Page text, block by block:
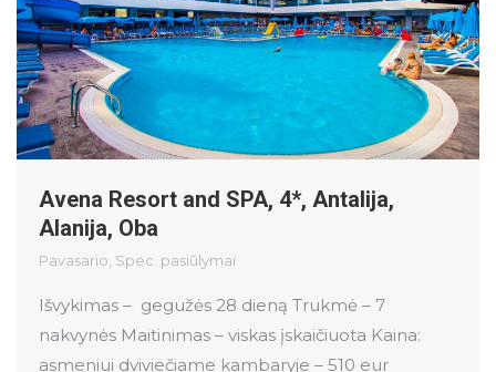
Avena Resort and SPA, 4*, Antalija,
Alanija, Oba
Pavasario, Spec. pasiūlymai
Išvykimas – gegužės 28 dieną Trukmė – 7
nakvynės Maitinimas – viskas įskaičiuota Kaina:
asmeniui dviviečiame kambaryje – 510 eur